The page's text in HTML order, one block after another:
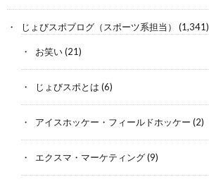
じょびスポブログ（スポーツ系担当） (1,341)
お笑い(21)
じょびスポとは (6)
アイスホッケー・フィールドホッケー (2)
エクスマ・マーケティング(9)